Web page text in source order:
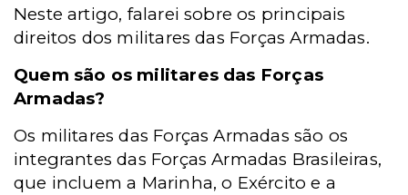
Neste artigo, falarei sobre os principais
direitos dos militares das Forças Armadas.
Quem são os militares das Forças
Armadas?
Os militares das Forças Armadas são os
integrantes das Forças Armadas Brasileiras,
que incluem a Marinha, o Exército e a